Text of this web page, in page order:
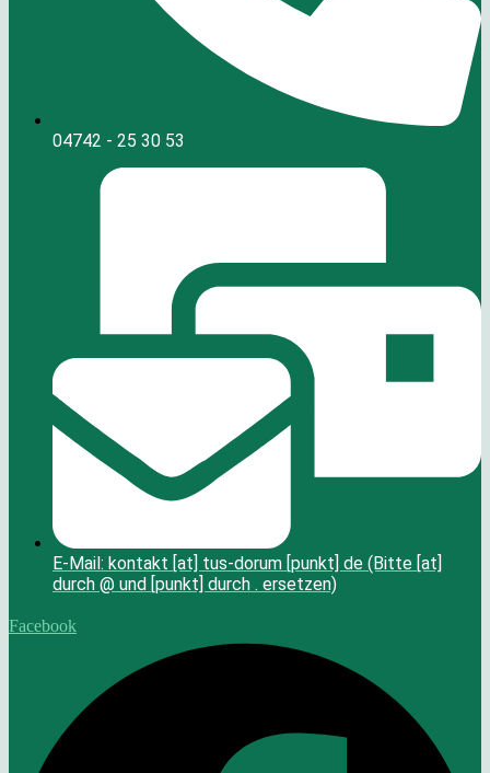
04742 - 25 30 53
E-Mail: kontakt [at] tus-dorum [punkt] de (Bitte [at]
durch @ und [punkt] durch . ersetzen)
Facebook